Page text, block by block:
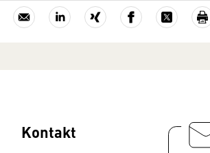
Kontakt